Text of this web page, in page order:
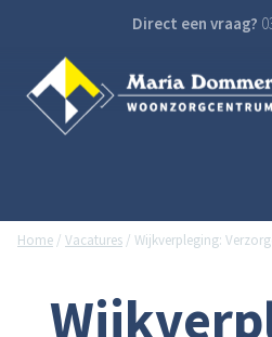
Direct een vraag?
Home / Vacatures / Wijkverpleging: